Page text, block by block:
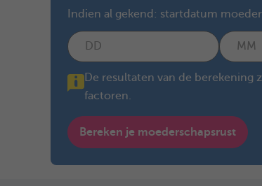
Indien al gekend: startdatum
De resultaten van de berekening
factoren.
Bereken je moederschapsrust